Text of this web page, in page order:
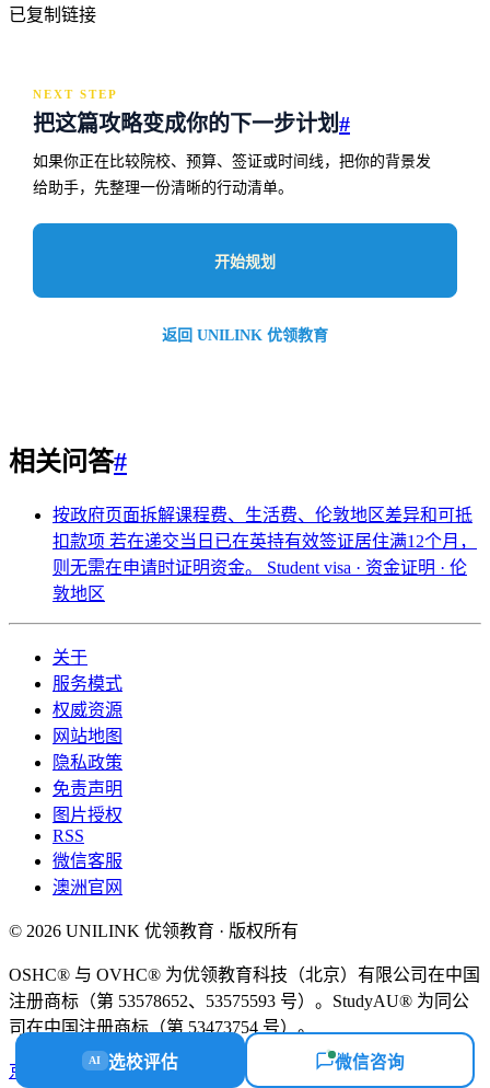
已复制链接
NEXT STEP
把这篇攻略变成你的下一步计划#
如果你正在比较院校、预算、签证或时间线，把你的背景发
给助手，先整理一份清晰的行动清单。
开始规划
返回 UNILINK 优领教育
相关问答#
按政府页面拆解课程费、生活费、伦敦地区差异和可抵
扣款项 若在递交当日已在英持有效签证居住满12个月，
则无需在申请时证明资金。 Student visa · 资金证明 · 伦
敦地区
关于
服务模式
权威资源
网站地图
隐私政策
免责声明
图片授权
RSS
微信客服
澳洲官网
© 2026 UNILINK 优领教育 · 版权所有
OSHC® 与 OVHC® 为优领教育科技（北京）有限公司在中国
注册商标（第 53578652、53575593 号）。StudyAU® 为同公
司在中国注册商标（第 53473754 号）。
京ICP备18058112号
AI 选校评估 微信咨询